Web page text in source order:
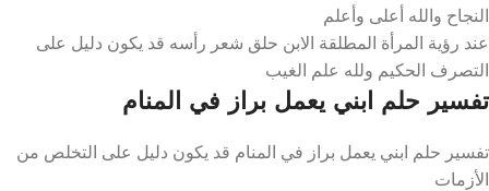
النجاح والله أعلى وأعلم
عند رؤية المرأة المطلقة الابن حلق شعر رأسه قد يكون دليل على
التصرف الحكيم ولله علم الغيب
تفسير حلم ابني يعمل براز في المنام
تفسير حلم ابني يعمل براز في المنام قد يكون دليل على التخلص من
الأزمات